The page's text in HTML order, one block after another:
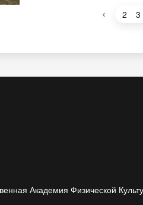
‹ 2 3
Академия Физической